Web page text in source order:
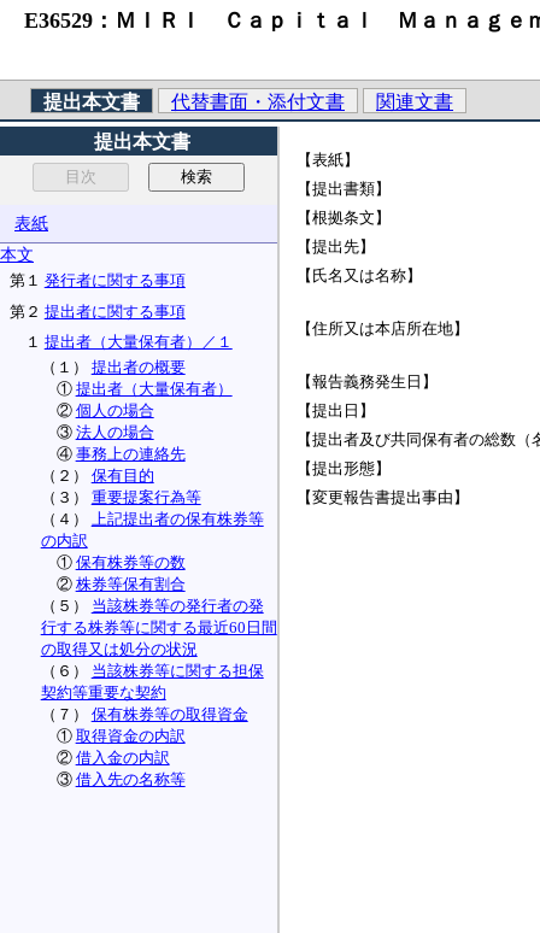
E36529：ＭＩＲＩ Ｃａｐｉｔａｌ Ｍａｎａｇ
提出本文書 代替書面・添付文書
関連文書
提出本文書